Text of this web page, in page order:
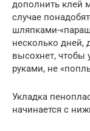
дополнить клей
случае
шляпками-
несколько дней,
высохнет, чтобы
руками, не
Укладка
начинается с